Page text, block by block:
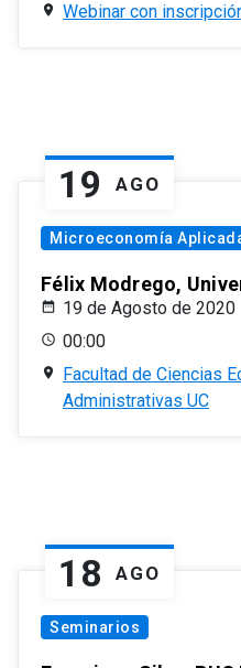
Webinar con
19 AGO
Microeconomía
Félix Modrego,
19 de Agosto de 2020
00:00
Facultad de Ciencias
Administrativas UC
18 AGO
Seminarios